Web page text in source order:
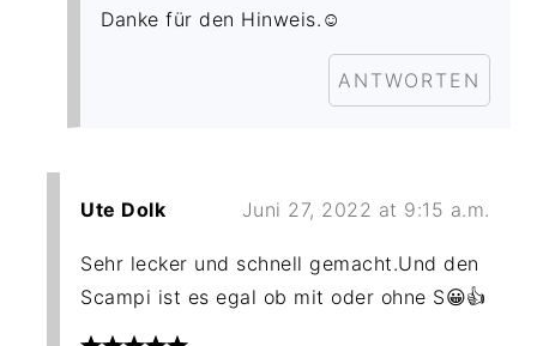
Danke für den Hinweis.☺️
ANTWORTEN
Ute Dolk Juni 27, 2022 at 9:15 a.m.
Sehr lecker und schnell gemacht.Und den
Scampi ist es egal ob mit oder ohne S😀👍